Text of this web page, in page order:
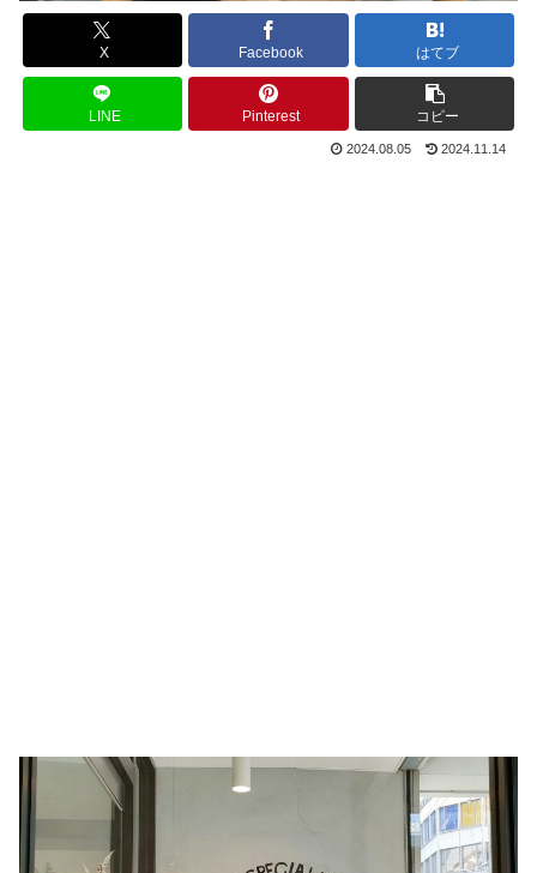
X Facebook はてブ
LINE Pinterest コピー
2024.08.05 2024.11.14